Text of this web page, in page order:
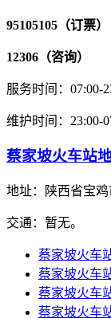
95105105（订票）
12306（咨询）
服务时间：07:00-
维护时间：23:00-
蔡家坡火车站
地址：陕西省宝
交通：暂无。
蔡家坡火车
蔡家坡火车
蔡家坡火车
蔡家坡火车